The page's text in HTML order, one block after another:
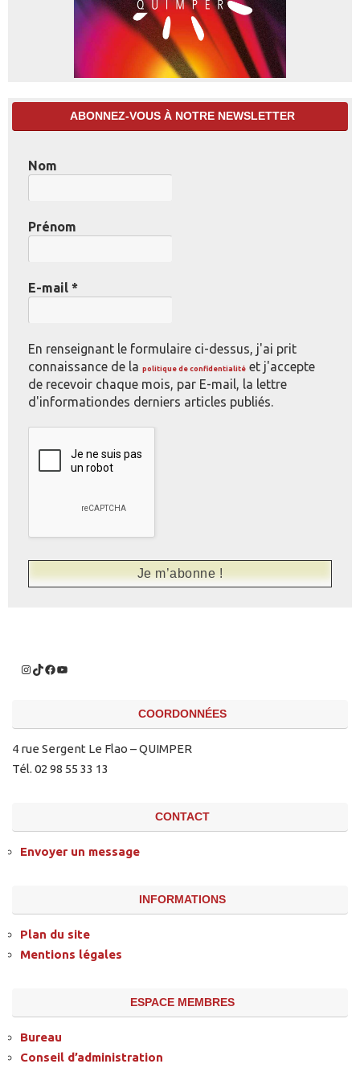
ABONNEZ-VOUS À NOTRE NEWSLETTER
Nom
Prénom
E-mail *
En renseignant le formulaire ci-dessus, j'ai prit
connaissance de la politique de confidentialité et j'accepte
de recevoir chaque mois, par E-mail, la lettre
d'informationdes derniers articles publiés.
COORDONNÉES
4 rue Sergent Le Flao – QUIMPER
Tél. 02 98 55 33 13
CONTACT
Envoyer un message
INFORMATIONS
Plan du site
Mentions légales
ESPACE MEMBRES
Bureau
Conseil d’administration